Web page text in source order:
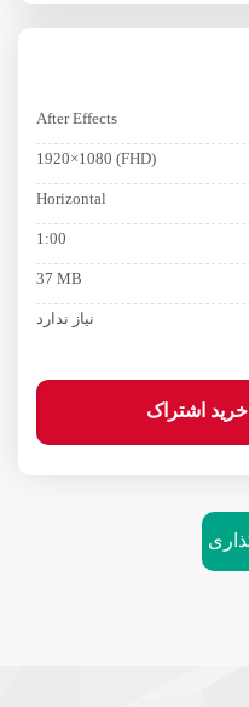
After Effects
1920×1080 (FHD)
Horizontal
1:00
37 MB
نیاز ندارد
خرید اشتراک